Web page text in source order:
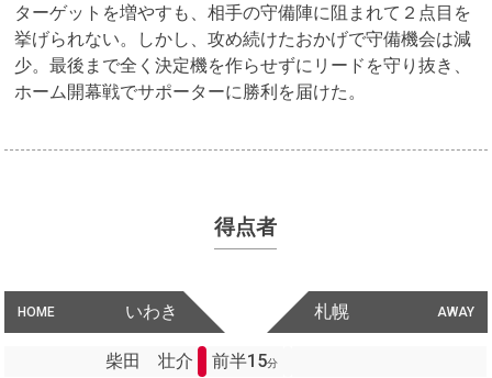
ターゲットを増やすも、相手の守備陣に阻まれて２点目を
挙げられない。しかし、攻め続けたおかげで守備機会は減
少。最後まで全く決定機を作らせずにリードを守り抜き、
ホーム開幕戦でサポーターに勝利を届けた。
得点者
HOME いわき AWAY
札幌
柴田 壮介 前半15分